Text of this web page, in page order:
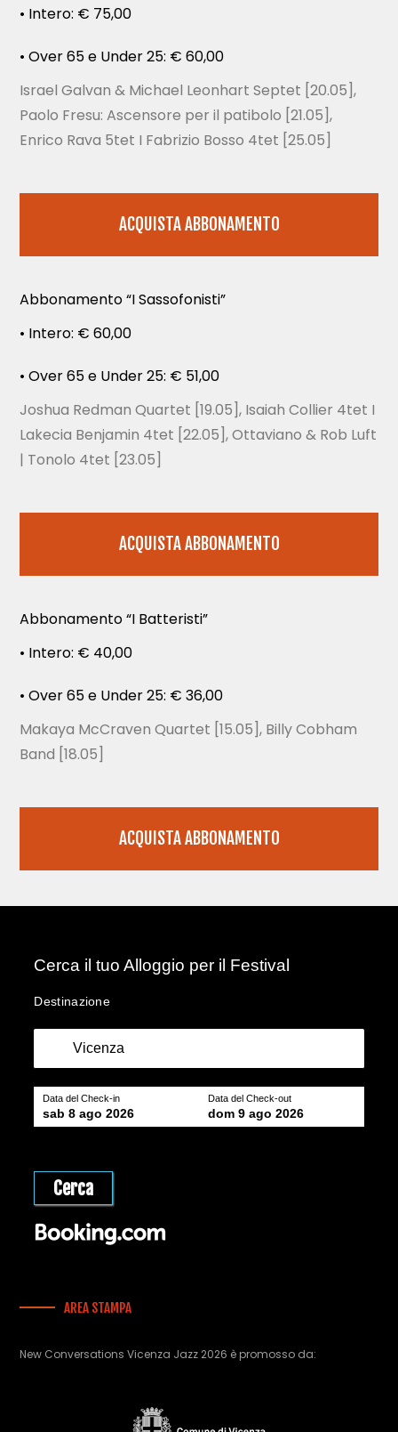
• Intero: € 75,00
• Over 65 e Under 25: € 60,00
Israel Galvan & Michael Leonhart Septet [20.05],
Paolo Fresu: Ascensore per il patibolo [21.05],
Enrico Rava 5tet I Fabrizio Bosso 4tet [25.05]
ACQUISTA ABBONAMENTO
Abbonamento “I Sassofonisti”
• Intero: € 60,00
• Over 65 e Under 25: € 51,00
Joshua Redman Quartet [19.05], Isaiah Collier 4tet I
Lakecia Benjamin 4tet [22.05], Ottaviano & Rob Luft
| Tonolo 4tet [23.05]
ACQUISTA ABBONAMENTO
Abbonamento “I Batteristi”
• Intero: € 40,00
• Over 65 e Under 25: € 36,00
Makaya McCraven Quartet [15.05], Billy Cobham
Band [18.05]
ACQUISTA ABBONAMENTO
Cerca il tuo Alloggio per il Festival
Destinazione
Data del Check-in
sab 8 ago 2026
Data del Check-out
dom 9 ago 2026
AREA STAMPA
New Conversations Vicenza Jazz 2026 è promosso da: